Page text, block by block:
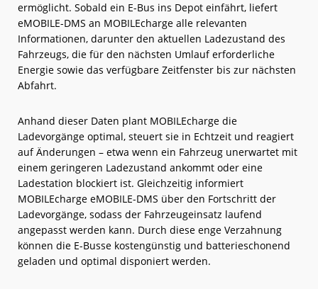
ermöglicht. Sobald ein E-Bus ins Depot einfährt, liefert
eMOBILE-DMS an MOBILEcharge alle relevanten
Informationen, darunter den aktuellen Ladezustand des
Fahrzeugs, die für den nächsten Umlauf erforderliche
Energie sowie das verfügbare Zeitfenster bis zur nächsten
Abfahrt.
Anhand dieser Daten plant MOBILEcharge die
Ladevorgänge optimal, steuert sie in Echtzeit und reagiert
auf Änderungen – etwa wenn ein Fahrzeug unerwartet mit
einem geringeren Ladezustand ankommt oder eine
Ladestation blockiert ist. Gleichzeitig informiert
MOBILEcharge eMOBILE-DMS über den Fortschritt der
Ladevorgänge, sodass der Fahrzeugeinsatz laufend
angepasst werden kann. Durch diese enge Verzahnung
können die E-Busse kostengünstig und batterieschonend
geladen und optimal disponiert werden.